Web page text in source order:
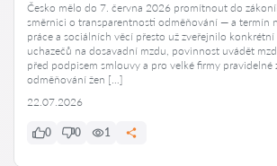
Česko mělo do 7. června 2026 promítnout do
směrnici o transparentnosti odměňování — a termín
práce a sociálních věcí přesto už zveřejnilo konkrétní
uchazečů na dosavadní mzdu, povinnost uvádět
před podpisem smlouvy a pro velké firmy pravidelné
odměňování žen […]
22.07.2026
0 0 1